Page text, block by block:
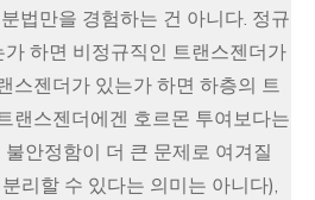
법만을 경험하는 건 아니다. 정규
하면 비정규직인 트랜스젠더가
스젠더가 있는가 하면 하층의 트
랜스젠더에겐 호르몬 투여보다는
안정함이 더 큰 문제로 여겨질
리할 수 있다는 의미는 아니다),